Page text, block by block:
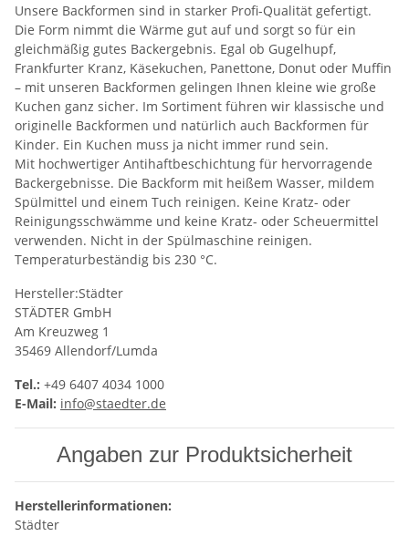
Unsere Backformen sind in starker Profi-Qualität gefertigt.
Die Form nimmt die Wärme gut auf und sorgt so für ein
gleichmäßig gutes Backergebnis. Egal ob Gugelhupf,
Frankfurter Kranz, Käsekuchen, Panettone, Donut oder Muffin
– mit unseren Backformen gelingen Ihnen kleine wie große
Kuchen ganz sicher. Im Sortiment führen wir klassische und
originelle Backformen und natürlich auch Backformen für
Kinder. Ein Kuchen muss ja nicht immer rund sein.
Mit hochwertiger Antihaftbeschichtung für hervorragende
Backergebnisse. Die Backform mit heißem Wasser, mildem
Spülmittel und einem Tuch reinigen. Keine Kratz- oder
Reinigungsschwämme und keine Kratz- oder Scheuermittel
verwenden. Nicht in der Spülmaschine reinigen.
Temperaturbeständig bis 230 °C.
Hersteller:Städter
STÄDTER GmbH
Am Kreuzweg 1
35469 Allendorf/Lumda
Tel.: +49 6407 4034 1000
E-Mail: info@staedter.de
Angaben zur Produktsicherheit
Herstellerinformationen:
Städter